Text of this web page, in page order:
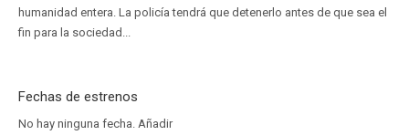
humanidad entera. La policía tendrá que detenerlo antes de que sea el
fin para la sociedad...
Fechas de estrenos
No hay ninguna fecha. Añadir